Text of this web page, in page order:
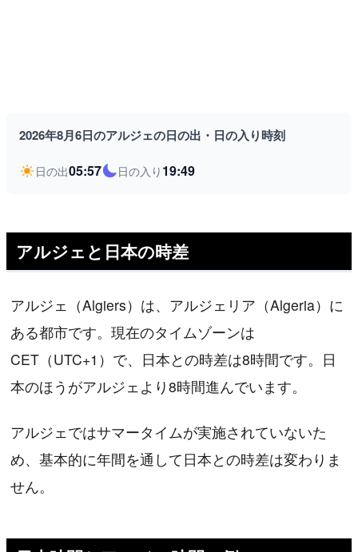
2026年8月6日のアルジェの日の出・日の入り時刻
日の出05:57 日の入り 19:49
アルジェと日本の時差
アルジェ（Algiers）は、アルジェリア（Algeria）に
ある都市です。現在のタイムゾーンは
CET（UTC+1）で、日本との時差は8時間です。日
本のほうがアルジェより8時間進んでいます。
アルジェではサマータイムが実施されていないた
め、基本的に年間を通して日本との時差は変わりま
せん。